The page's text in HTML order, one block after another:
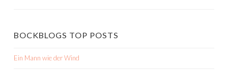
BOCKBLOGS TOP POSTS
Ein Mann wie der Wind